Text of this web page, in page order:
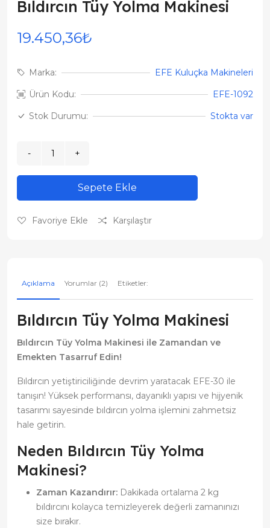
Bıldırcın Tüy Yolma Makinesi
19.450,36₺
Marka:
EFE Kuluçka Makineleri
Ürün Kodu:
EFE-1092
Stok Durumu:
Stokta var
Sepete Ekle
Favoriye Ekle Karşılaştır
Açıklama Yorumlar (2) Etiketler:
Bıldırcın Tüy Yolma Makinesi
Bıldırcın Tüy Yolma Makinesi ile Zamandan ve
Emekten Tasarruf Edin!
Bıldırcın yetiştiriciliğinde devrim yaratacak EFE-30 ile
tanışın! Yüksek performansı, dayanıklı yapısı ve hijyenik
tasarımı sayesinde bıldırcın yolma işlemini zahmetsiz
hale getirin.
Neden Bıldırcın Tüy Yolma
Makinesi?
Zaman Kazandırır: Dakikada ortalama 2 kg
bıldırcını kolayca temizleyerek değerli zamanınızı
size bırakır.